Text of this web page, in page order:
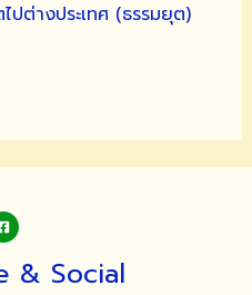
ปต่างประเทศ (ธรรมยุต)
& Social